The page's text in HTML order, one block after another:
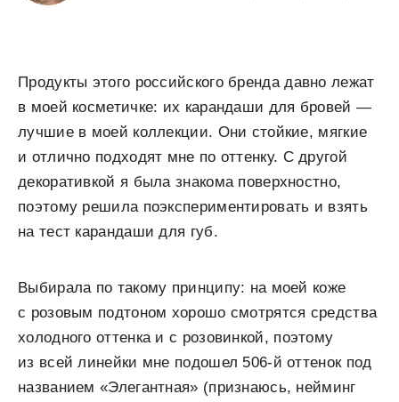
Продукты этого российского бренда давно лежат
в моей косметичке: их карандаши для бровей —
лучшие в моей коллекции. Они стойкие, мягкие
и отлично подходят мне по оттенку. С другой
декоративкой я была знакома поверхностно,
поэтому решила поэкспериментировать и взять
на тест карандаши для губ.
Выбирала по такому принципу: на моей коже
с розовым подтоном хорошо смотрятся средства
холодного оттенка и с розовинкой, поэтому
из всей линейки мне подошел 506-й оттенок под
названием «Элегантная» (признаюсь, нейминг